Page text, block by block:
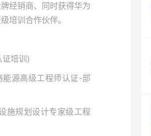
经销商、同时获得华为
培训合作伙伴。
培训)
源高级工程师认证-部
施规划设计专家级工程